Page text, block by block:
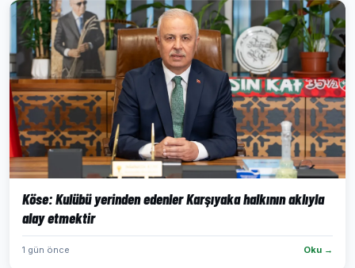
Köse: Kulübü yerinden edenler Karşıyaka halkının aklıyla
alay etmektir
1 gün önce Oku →